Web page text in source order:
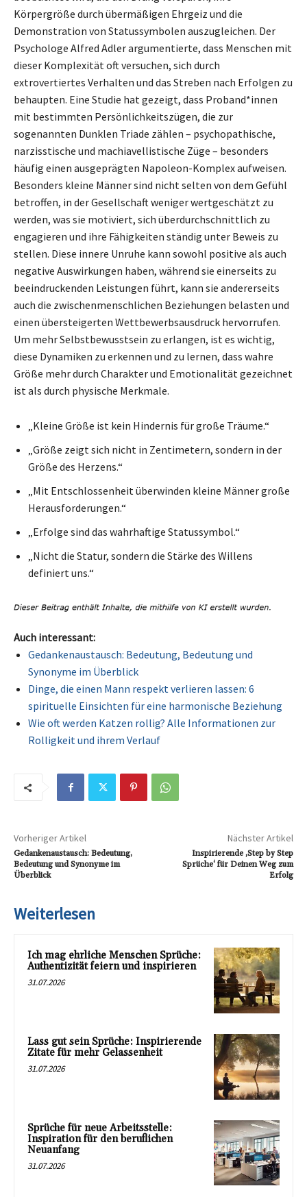
Körpergröße durch übermäßigen Ehrgeiz und die
Demonstration von Statussymbolen auszugleichen. Der
Psychologe Alfred Adler argumentierte, dass Menschen mit
dieser Komplexität oft versuchen, sich durch
extrovertiertes Verhalten und das Streben nach Erfolgen zu
behaupten. Eine Studie hat gezeigt, dass Proband*innen
mit bestimmten Persönlichkeitszügen, die zur
sogenannten Dunklen Triade zählen – psychopathische,
narzisstische und machiavellistische Züge – besonders
häufig einen ausgeprägten Napoleon-Komplex aufweisen.
Besonders kleine Männer sind nicht selten von dem Gefühl
betroffen, in der Gesellschaft weniger wertgeschätzt zu
werden, was sie motiviert, sich überdurchschnittlich zu
engagieren und ihre Fähigkeiten ständig unter Beweis zu
stellen. Diese innere Unruhe kann sowohl positive als auch
negative Auswirkungen haben, während sie einerseits zu
beeindruckenden Leistungen führt, kann sie andererseits
auch die zwischenmenschlichen Beziehungen belasten und
einen übersteigerten Wettbewerbsausdruck hervorrufen.
Um mehr Selbstbewusstsein zu erlangen, ist es wichtig,
diese Dynamiken zu erkennen und zu lernen, dass wahre
Größe mehr durch Charakter und Emotionalität gezeichnet
ist als durch physische Merkmale.
„Kleine Größe ist kein Hindernis für große Träume.“
„Größe zeigt sich nicht in Zentimetern, sondern in der
Größe des Herzens.“
„Mit Entschlossenheit überwinden kleine Männer große
Herausforderungen.“
„Erfolge sind das wahrhaftige Statussymbol.“
„Nicht die Statur, sondern die Stärke des Willens
definiert uns.“
Auch interessant:
Gedankenaustausch: Bedeutung, Bedeutung und
Synonyme im Überblick
Dinge, die einen Mann respekt verlieren lassen: 6
spirituelle Einsichten für eine harmonische Beziehung
Wie oft werden Katzen rollig? Alle Informationen zur
Rolligkeit und ihrem Verlauf
Vorheriger Artikel
Gedankenaustausch: Bedeutung,
Bedeutung und Synonyme im
Überblick
Nächster Artikel
Inspirierende ‚Step by Step
Sprüche‘ für Deinen Weg zum
Erfolg
Weiterlesen
Ich mag ehrliche Menschen Sprüche:
Authentizität feiern und inspirieren
31.07.2026
Lass gut sein Sprüche: Inspirierende
Zitate für mehr Gelassenheit
31.07.2026
Sprüche für neue Arbeitsstelle:
Inspiration für den beruflichen
Neuanfang
31.07.2026